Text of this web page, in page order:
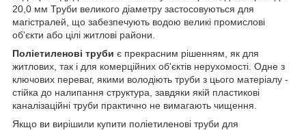
20,0 мм Труби великого діаметру застосовуються для
магістралей, що забезпечують водою великі промислові
об'єкти або цілі житлові райони.
Поліетиленові труби є прекрасним рішенням, як для
житлових, так і для комерційних об'єктів нерухомості. Одне з
ключових переваг, якими володіють труби з цього матеріалу -
стійка до налипання структура, завдяки якій пластикові
каналізаційні труби практично не вимагають чищення.
Якщо ви вирішили купити поліетиленові труби для